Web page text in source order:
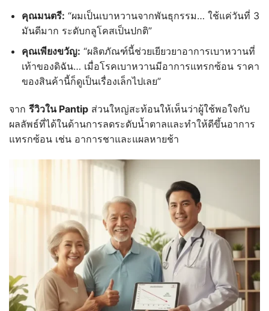
คุณมนตรี: “ผมเป็นเบาหวานจากพันธุกรรม… ใช้แค่วันที่ 3
มันดีมาก ระดับกลูโคสเป็นปกติ”
คุณเพียงขวัญ: “ผลิตภัณฑ์นี้ช่วยเยียวยาอาการเบาหวานที่
เท้าของดิฉัน… เมื่อโรคเบาหวานมีอาการแทรกซ้อน ราคา
ของสินค้านี้ก็ดูเป็นเรื่องเล็กไปเลย”
จาก รีวิวใน Pantip ส่วนใหญ่สะท้อนให้เห็นว่าผู้ใช้พอใจกับ
ผลลัพธ์ที่ได้ในด้านการลดระดับน้ำตาลและทำให้ดีขึ้นอาการ
แทรกซ้อน เช่น อาการชาและแผลหายช้า